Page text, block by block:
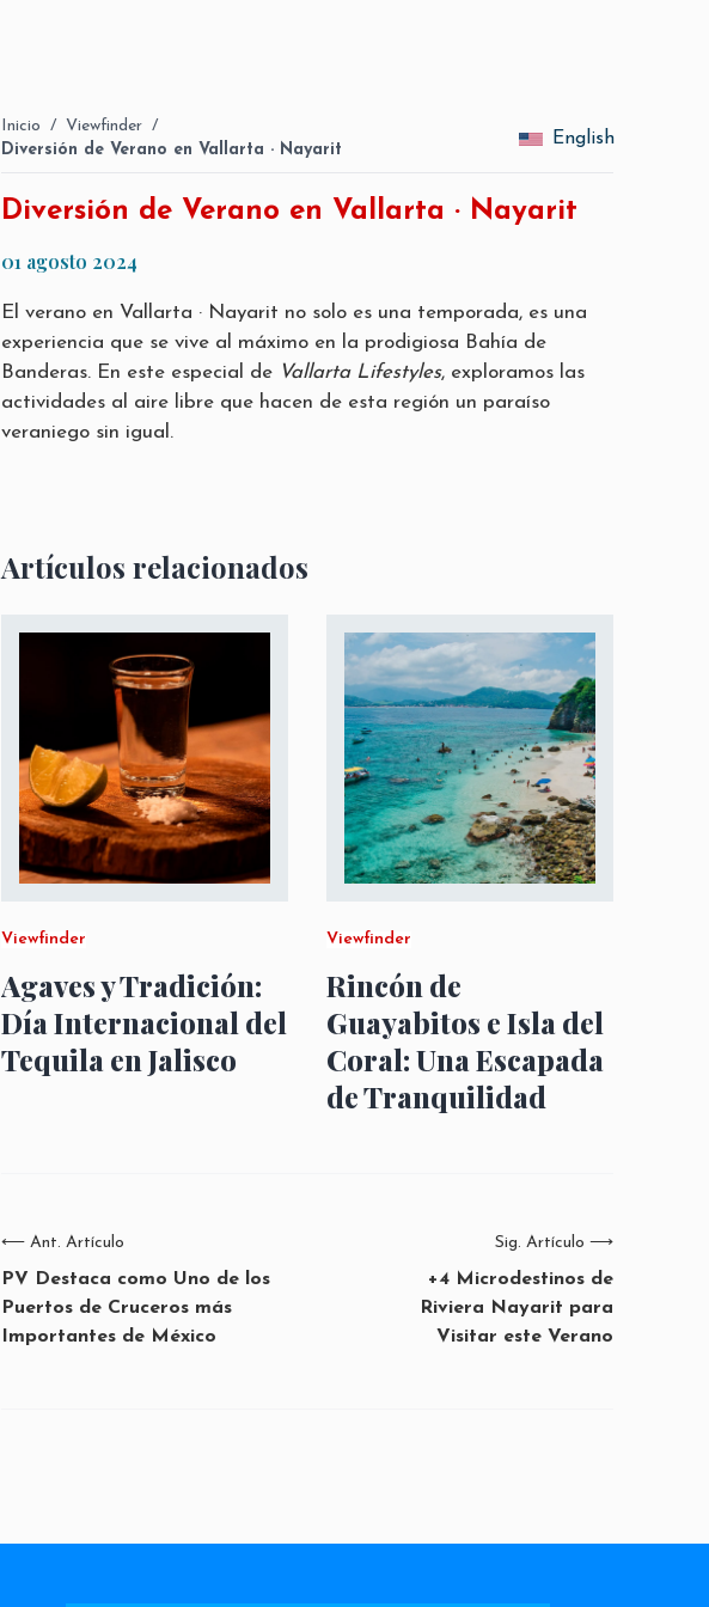
Inicio / Viewfinder /
Diversión de Verano en Vallarta · Nayarit
English
Diversión de Verano en Vallarta · Nayarit
01 agosto 2024
El verano en Vallarta · Nayarit no solo es una temporada, es una
experiencia que se vive al máximo en la prodigiosa Bahía de
Banderas. En este especial de Vallarta Lifestyles, exploramos las
actividades al aire libre que hacen de esta región un paraíso
veraniego sin igual.
Artículos relacionados
Viewfinder
Agaves y Tradición:
Día Internacional del
Tequila en Jalisco
Viewfinder
Rincón de
Guayabitos e Isla del
Coral: Una Escapada
de Tranquilidad
⟵ Ant. Artículo
PV Destaca como Uno de los
Puertos de Cruceros más
Importantes de México
Sig. Artículo ⟶
+4 Microdestinos de
Riviera Nayarit para
Visitar este Verano